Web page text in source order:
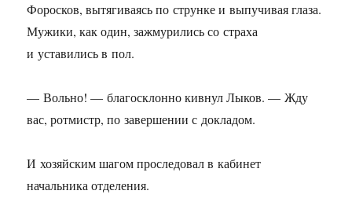
Форосков, вытягиваясь по струнке и выпучивая глаза.
Мужики, как один, зажмурились со страха
и уставились в пол.
— Вольно! — благосклонно кивнул Лыков. — Жду
вас, ротмистр, по завершении с докладом.
И хозяйским шагом проследовал в кабинет
начальника отделения.